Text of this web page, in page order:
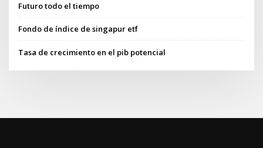
Futuro todo el tiempo
Fondo de índice de singapur etf
Tasa de crecimiento en el pib potencial